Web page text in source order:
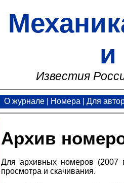
и
Известия
О журнале| Номера Для
Архив
Для архивных номеров (2007
просмотра и скачивания.